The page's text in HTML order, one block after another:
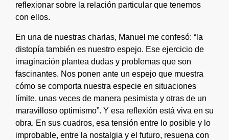
reflexionar sobre la relación particular que tenemos
con ellos.
En una de nuestras charlas, Manuel me confesó: “la
distopía también es nuestro espejo. Ese ejercicio de
imaginación plantea dudas y problemas que son
fascinantes. Nos ponen ante un espejo que muestra
cómo se comporta nuestra especie en situaciones
límite, unas veces de manera pesimista y otras de un
maravilloso optimismo”. Y esa reflexión está viva en su
obra. En sus cuadros, esa tensión entre lo posible y lo
improbable, entre la nostalgia y el futuro, resuena con